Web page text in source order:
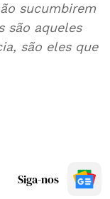
sucumbirem
são aqueles
são eles que
Siga-nos